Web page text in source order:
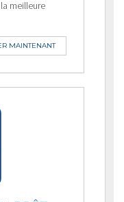
meilleure
MAINTENANT